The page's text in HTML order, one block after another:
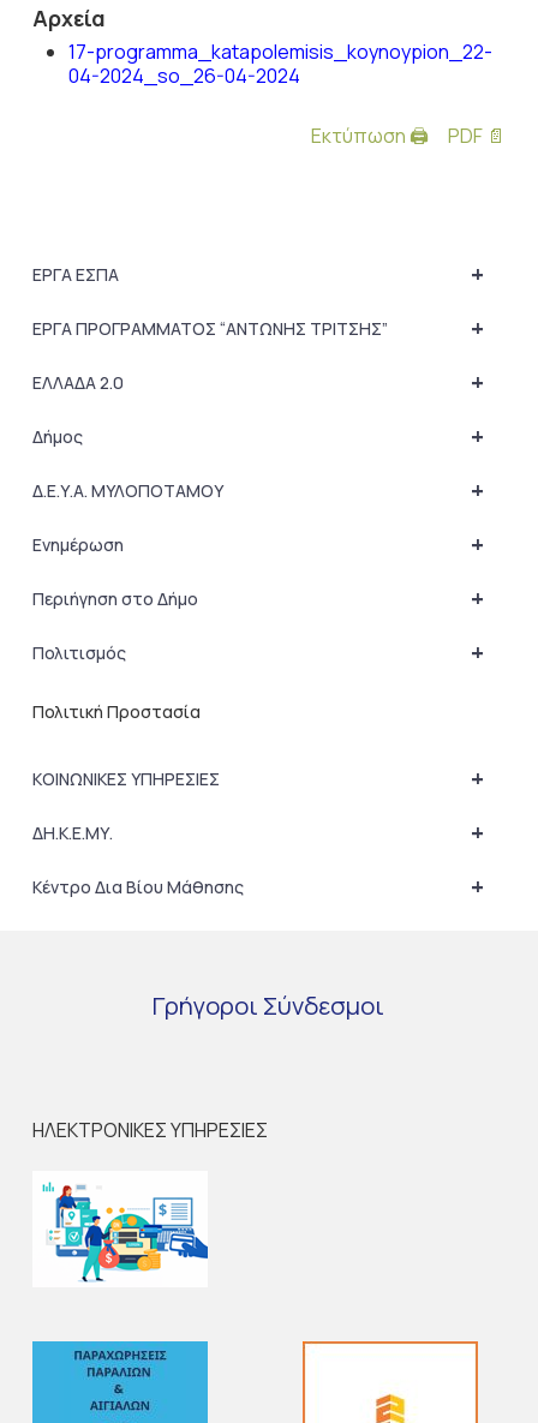
Αρχεία
17-programma_katapolemisis_koynoypion_22-
04-2024_so_26-04-2024
Εκτύπωση 🖨 PDF 📄
+
ΕΡΓΑ ΕΣΠΑ
+
ΕΡΓΑ ΠΡΟΓΡΑΜΜΑΤΟΣ “ΑΝΤΩΝΗΣ ΤΡΙΤΣΗΣ”
+
ΕΛΛΑΔΑ 2.0
+
Δήμος
+
Δ.Ε.Υ.Α. ΜΥΛΟΠΟΤΑΜΟΥ
+
Ενημέρωση
+
Περιήγηση στο Δήμο
+
Πολιτισμός
Πολιτική Προστασία
+
ΚΟΙΝΩΝΙΚΕΣ ΥΠΗΡΕΣΙΕΣ
+
ΔΗ.Κ.Ε.ΜΥ.
+
Κέντρο Δια Βίου Μάθησης
Γρήγοροι Σύνδεσμοι
ΗΛΕΚΤΡΟΝΙΚΕΣ ΥΠΗΡΕΣΙΕΣ